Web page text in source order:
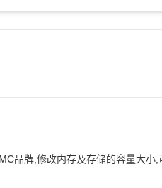
品牌,修改内存及存储的容量大